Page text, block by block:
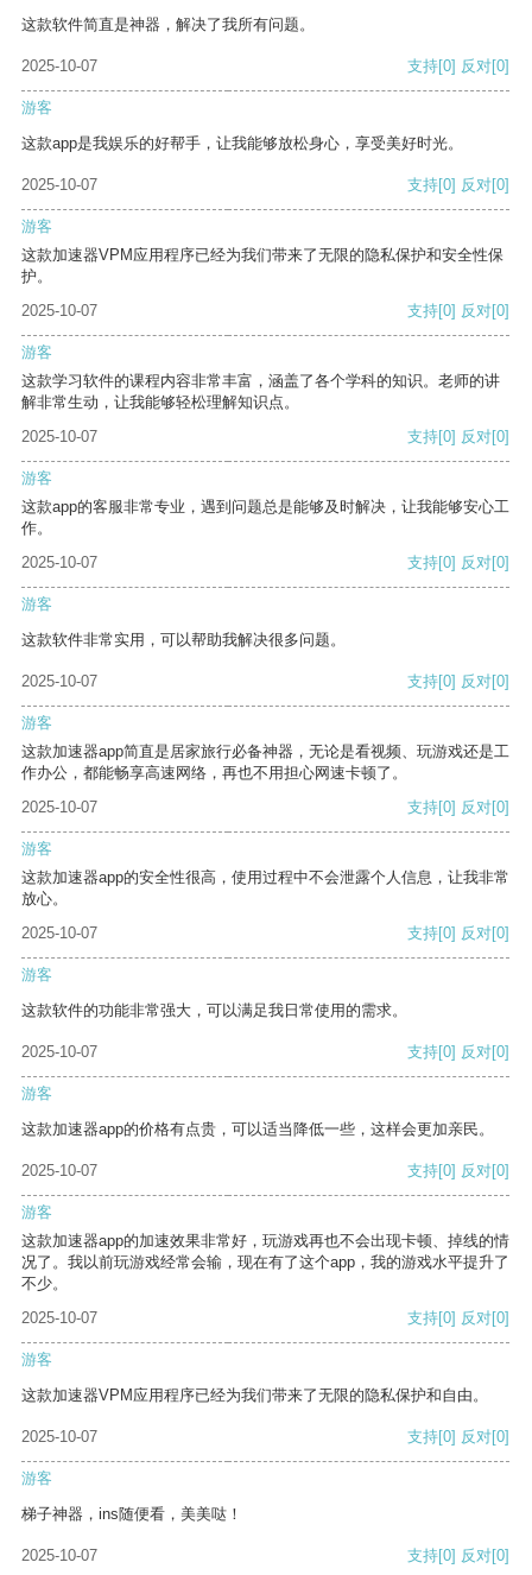
这款软件简直是神器，解决了我所有问题。
2025-10-07 支持[0] 反对[0]
游客
这款app是我娱乐的好帮手，让我能够放松身心，享受美好时光。
2025-10-07 支持[0] 反对[0]
游客
这款加速器VPM应用程序已经为我们带来了无限的隐私保护和安全性保
护。
2025-10-07
支持[0] 反对[0]
游客
这款学习软件的课程内容非常丰富，涵盖了各个学科的知识。老师的讲
解非常生动，让我能够轻松理解知识点。
2025-10-07
支持[0] 反对[0]
游客
这款app的客服非常专业，遇到问题总是能够及时解决，让我能够安心工
作。
2025-10-07
支持[0] 反对[0]
游客
这款软件非常实用，可以帮助我解决很多问题。
2025-10-07 支持[0] 反对[0]
游客
这款加速器app简直是居家旅行必备神器，无论是看视频、玩游戏还是工
作办公，都能畅享高速网络，再也不用担心网速卡顿了。
2025-10-07
支持[0] 反对[0]
游客
这款加速器app的安全性很高，使用过程中不会泄露个人信息，让我非常
放心。
2025-10-07
支持[0] 反对[0]
游客
这款软件的功能非常强大，可以满足我日常使用的需求。
2025-10-07 支持[0] 反对[0]
游客
这款加速器app的价格有点贵，可以适当降低一些，这样会更加亲民。
2025-10-07 支持[0] 反对[0]
游客
这款加速器app的加速效果非常好，玩游戏再也不会出现卡顿、掉线的情
况了。我以前玩游戏经常会输，现在有了这个app，我的游戏水平提升了
不少。
2025-10-07
支持[0] 反对[0]
游客
这款加速器VPM应用程序已经为我们带来了无限的隐私保护和自由。
2025-10-07 支持[0] 反对[0]
游客
梯子神器，ins随便看，美美哒！
2025-10-07 支持[0] 反对[0]